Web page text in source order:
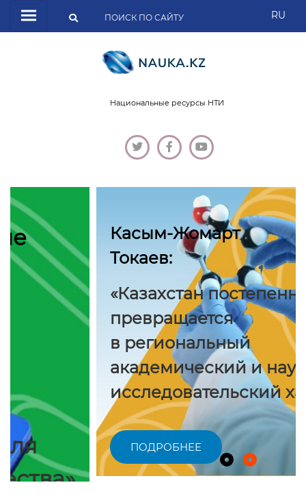
RU
Национальные ресурсы НТИ
Касым-Жомарт
Токаев:
«Казахстан постепенно
превращается
в региональный
академический и научно-
исследовательский хаб»
ПОДРОБНЕЕ